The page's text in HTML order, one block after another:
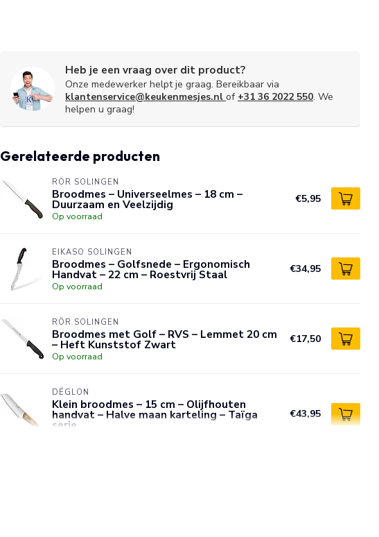
Heb je een vraag over dit product?
Onze medewerker helpt je graag. Bereikbaar via
klantenservice@keukenmesjes.nl of +31 36 2022 550. We
helpen u graag!
Gerelateerde producten
RÖR SOLINGEN
Broodmes – Universeelmes – 18 cm –
Duurzaam en Veelzijdig
Op voorraad
€5,95
EIKASO SOLINGEN
Broodmes – Golfsnede – Ergonomisch
Handvat – 22 cm – Roestvrij Staal
Op voorraad
€34,95
RÖR SOLINGEN
Broodmes met Golf – RVS – Lemmet 20 cm
– Heft Kunststof Zwart
Op voorraad
€17,50
DÉGLON
Klein broodmes – 15 cm – Olijfhouten
handvat – Halve maan karteling – Taïga
serie
€43,95